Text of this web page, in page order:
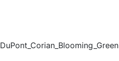
DuPont_Corian_Blooming_Green